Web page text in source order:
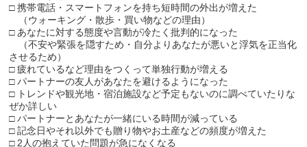
□ 携帯電話・スマートフォンを持ち短時間の外出が増えた
（ウォーキング・散歩・買い物などの理由）
□ あなたに対する態度や言動が冷たく批判的になった
（不安や緊張を隠すため・自分よりあなたが悪いと浮気を正当化
させるため）
□ 疲れているなど理由をつくって単独行動が増える
□ パートナーの友人があなたを避けるようになった
□ トレンドや観光地・宿泊施設など予定もないのに調べていたりな
ぜか詳しい
□ パートナーとあなたが一緒にいる時間が減っている
□ 記念日やそれ以外でも贈り物やお土産などの頻度が増えた
□ 2人の抱えていた問題が急になくなる